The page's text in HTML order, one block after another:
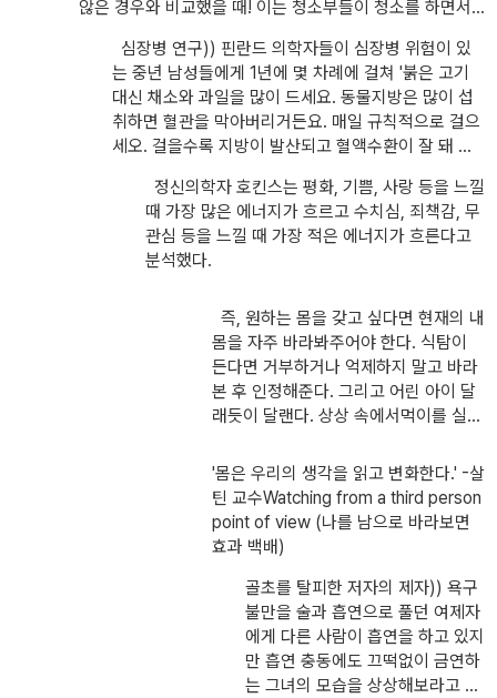
는 세계의 법칙을 벗어나기 때문이다. 이 미스테리한 현상을 양자물
관찰자 효과(Observer effect)'라고 부른다. 양자들이
관찰될 때, 우리의 기대(전자는 입자다)를 반영하여 움직이기 때문에
그렇게 된다는 것이다. 노벨물리학상 수상자인 하이젠베르그(불확
우주의 모든 정보, 지혜, 힘을 갖고 있는 무한한 가능성의 알갱이들이
다.'라고 했다. 이 무한한 가능성의 알갱이들이 어떤 방식으로 모여 어
떤 물질을 이루느냐에 따라 지능의 특성만 각기 다를뿐이므로, 우주
보적인 지능을 가진 존재가 아니라는 것이다. 또한 두뇌만이 지능을
결정짓는 것이란 통념에도 반대한다. 운동과 식이요법에 관련된 책이
나 글을 읽다보면 머리보다 몸이 하는 말을 들으라는 대목이 나온다.
이 책에서 그 근거를 찾았다. 고도의 지능을 가진 미립자로 만들어진
우리 몸의 기관들이 두뇌(이성적 지능)보다 더 똑똑하다는 것이다. 호
구성된 이 세상은 그 무한한 가능성을 제대로 이해하고 바라보기만
한다면, 내가 원하는 대로 수시로 바꿀 수 있다고 한다. 이것을 깨달은
사람들은 인류의 성인으로 남아 있다. 예수는 '누구든지 하느님의 말
씀을 받는 자는 신'이라고 했으며 석가모니도 '생명이 있는 모든 중생
에게는 깨달을 수 있는 불성이 있다.'라고 하였다. 이 대목에서 나는
과학과 종교의 타협점을 찾았다. 윌리엄 블레이크의 시 '순수의 전
조'에서 말하는 바 또한 양자 속의 우주, 또 우주 속의 양자를 말한 것
않은 경우와 비교했을 때! 이는 청소부들이 청소를 하면서
쭉쭉 빠지고 있어~일도 하고 살도 빠지고 좋다~'라고 생각
했기 때문이다. 그 생각을 몸을 이루고 있는 양자들이 읽었
고 정말 살이 빠지고 건강해진 것이다.
심장병 연구)) 핀란드 의학자들이 심장병 위험이 있
는 중년 남성들에게 1년에 몇 차례에 걸쳐 '붉은 고기
대신 채소와 과일을 많이 드세요. 동물지방은 많이 섭
취하면 혈관을 막아버리거든요. 매일 규칙적으로 걸으
세오. 걸을수록 지방이 발산되고 혈액수환이 잘 돼 혈
니코틴은 혈관을 딱딱해지게 만들거든요.'라고 조언을
해줬다. 다른 그룹에게는 정기적으로 병원에 방문하여
치료를 받고, 혈압과 콜레스테롤 수치를 낮추는 약을
먹도록 했다. 몇 년 후 두 그룹의 건강상태를 비교해본
라시보 효과가 위약을 통해 마음이 더 중요함을 증명했
다면, 이 실험은 '약을 먹었으니 건강할거야'라고 생각
하는 것보다 자신의 몸을 스스로 돌아보는 행동이 더
효과적임을 말해준다. 디팍 초프라는 이를 '건강관리에
대한 설명을 들으면 자신의 몸을 제대로 바라볼 수 있
하는 것보다 머릿속에 얼마나 긍정적인 정보를 입력해
놓느냐가 더 중요하다.'라고 설명했다.
정신의학자 호킨스는 평화, 기쁨, 사랑 등을 느낄
때 가장 많은 에너지가 흐르고 수치심, 죄책감, 무
관심 등을 느낄 때 가장 적은 에너지가 흐른다고
분석했다.
즉, 원하는 몸을 갖고 싶다면 현재의 내
몸을 자주 바라봐주어야 한다. 식탐이
든다면 거부하거나 억제하지 말고 바라
본 후 인정해준다. 그리고 어린 아이 달
래듯이 달랜다. 상상 속에서먹이를 실컷
이 빠지고 근육이 채워지고 있다고 상상
하며, 긍정적인 이미지를 그린다.
'몸은 우리의 생각을 읽고 변화한다.' -살
틴 교수Watching from a third person
point of view (나를 남으로 바라보면
효과 백배)
골초를 탈피한 저자의 제자)) 욕구
불만을 술과 흡연으로 풀던 여제자
에게 다른 사람이 흡연을 하고 있지
만 흡연 충동에도 끄떡없이 금연하
는 그녀의 모습을 상상해보라고 했